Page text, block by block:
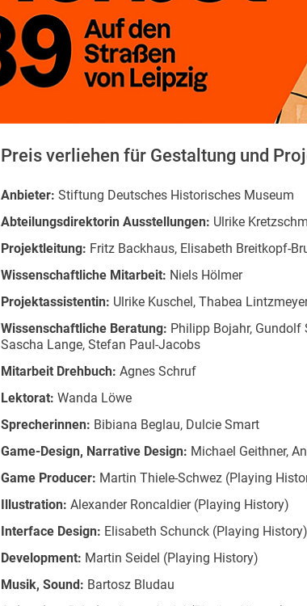
Preis verliehen für Gestaltung und
Anbieter: Stiftung Deutsches Historisches Museum
Abteilungsdirektorin Ausstellungen: Ulrike
Projektleitung: Fritz Backhaus, Elisabeth Breitkopf-
Wissenschaftliche Mitarbeit: Niels Hölmer
Projektassistentin: Ulrike Kuschel, Thabea
Wissenschaftliche Beratung: Philipp Bojahr, Gundolf
Sascha Lange, Stefan Paul-Jacobs
Mitarbeit Drehbuch: Agnes Schruf
Lektorat: Wanda Löwe
Sprecherinnen: Bibiana Beglau, Dulcie Smart
Game-Design, Narrative Design: Michael Geithner,
Game Producer: Martin Thiele-Schwez (Playing
Illustration: Alexander Roncaldier (Playing History)
Interface Design: Elisabeth Schunck (Playing History)
Development: Martin Seidel (Playing History)
Musik, Sound: Bartosz Bludau